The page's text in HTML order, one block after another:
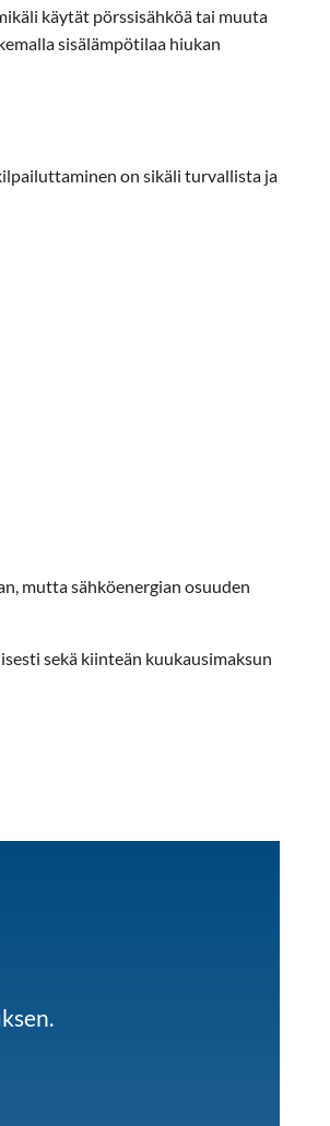
käytät pörssisähköä tai muuta
sisälämpötilaa hiukan
on sikäli turvallista ja
mutta sähköenergian osuuden
sekä kiinteän kuukausimaksun